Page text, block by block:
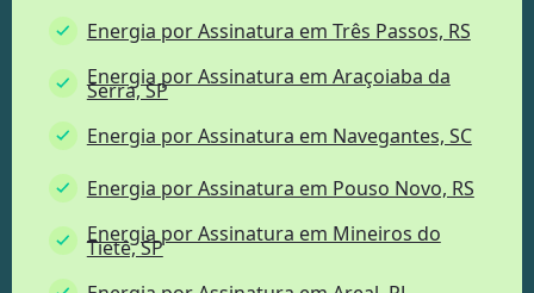
Energia por Assinatura em Três Passos, RS
Energia por Assinatura em Araçoiaba da
Serra, SP
Energia por Assinatura em Navegantes, SC
Energia por Assinatura em Pouso Novo, RS
Energia por Assinatura em Mineiros do
Tietê, SP